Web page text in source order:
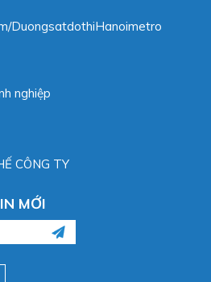
DuongsatdothiHanoimetro
nghiệp
CÔNG TY
MỚI